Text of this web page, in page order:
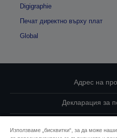
Digigraphie
Печат директно върху плат
Global
Адрес на
Декларация за
Използваме „бисквитки“, за да може